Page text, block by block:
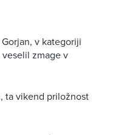
v kategoriji
zmage v
ta vikend priložnost